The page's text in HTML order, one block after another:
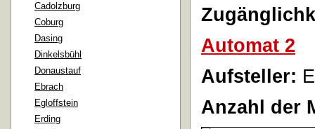
Cadolzburg
Coburg
Dasing
Dinkelsbühl
Donaustauf
Ebrach
Egloffstein
Erding
Automat 2
Aufsteller:
Anzahl der